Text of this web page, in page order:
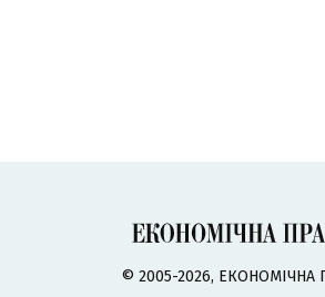
© 2005-2026, ЕКОНОМІЧНА